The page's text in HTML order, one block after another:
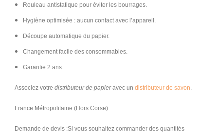
Rouleau antistatique pour éviter les bourrages.
Hygiène optimisée : aucun contact avec l’appareil.
Découpe automatique du papier.
Changement facile des consommables.
Garantie 2 ans.
Associez votre distributeur de papieravec un distributeur de savon.
France Métropolitaine (Hors Corse)
Demande de devis :Si vous souhaitez commander des quantités